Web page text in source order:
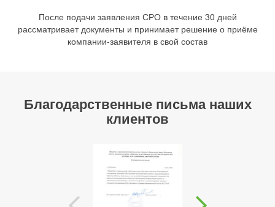
После подачи заявления СРО в течение 30 дней
рассматривает документы и принимает решение о приёме
компании-заявителя в свой состав
Благодарственные письма наших
клиентов